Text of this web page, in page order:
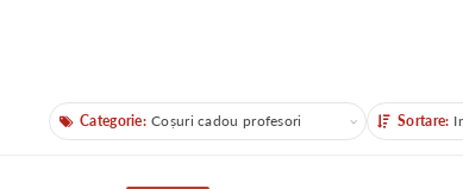
Categorii
Categorie: Coșuri cadou profesori Sortare
Sortare: